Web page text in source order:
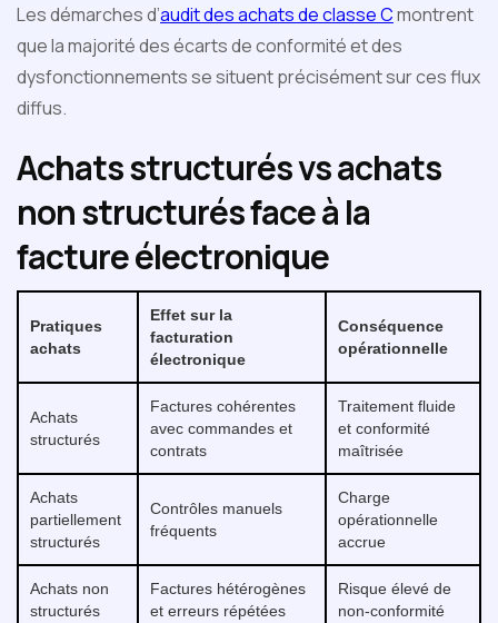
Les démarches d’audit des achats de classe Cmontrent
que la majorité des écarts de conformité et des
dysfonctionnements se situent précisément sur ces flux
diffus.
Achats structurés vs achats
non structurés face à la
facture électronique
Pratiques
achats
Effet sur la
facturation
électronique
Conséquence
opérationnelle
Achats
structurés
Factures cohérentes
avec commandes et
contrats
Traitement fluide
et conformité
maîtrisée
Achats
partiellement
structurés
Contrôles manuels
fréquents
Charge
opérationnelle
accrue
Achats non
structurés
Factures hétérogènes
et erreurs répétées
Risque élevé de
non-conformité